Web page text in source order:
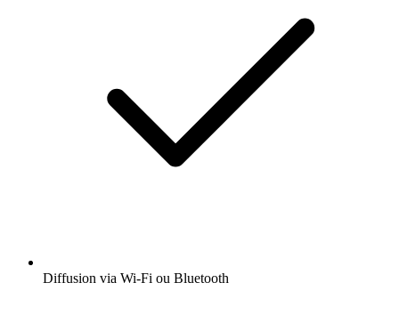
Diffusion via Wi-Fi ou Bluetooth